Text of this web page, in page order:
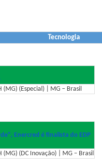
Tecnologia
(MG) (Especial) | MG – Brasil
Enercred é finalista do EDP
(MG) (DC Inovação) | MG – Brasil